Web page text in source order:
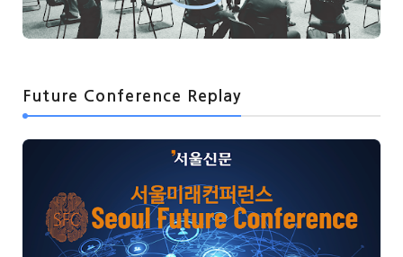
Future Conference Replay